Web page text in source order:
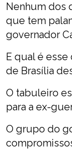
Nenhum dos
que tem
governador
E qual é esse
de Brasília
O tabuleiro
para a ex-
O grupo do